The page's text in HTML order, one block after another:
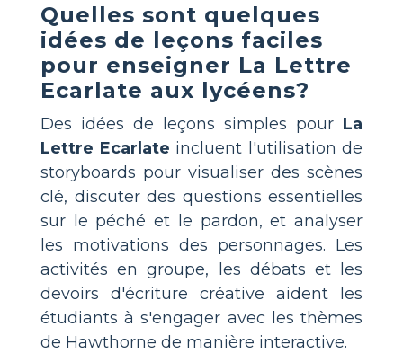
Quelles sont quelques
idées de leçons faciles
pour enseigner La Lettre
Ecarlate aux lycéens?
Des idées de leçons simples pour La
Lettre Ecarlate incluent l'utilisation de
storyboards pour visualiser des scènes
clé, discuter des questions essentielles
sur le péché et le pardon, et analyser
les motivations des personnages. Les
activités en groupe, les débats et les
devoirs d'écriture créative aident les
étudiants à s'engager avec les thèmes
de Hawthorne de manière interactive.